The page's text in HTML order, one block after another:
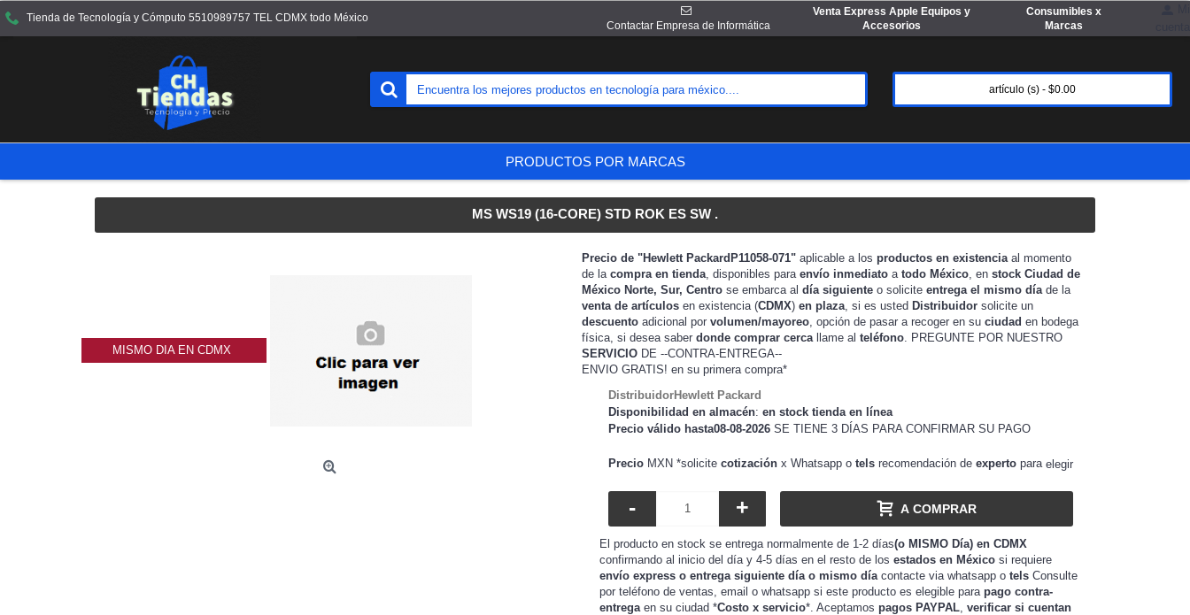
Tienda de Tecnología y Cómputo 5510989757 TEL CDMX todo México
Contactar Empresa de Informática
Venta Express Apple Equipos y
Accesorios
Consumibles x
Marcas
artículo (s) - $0.00
PRODUCTOS POR MARCAS
MS WS19 (16-CORE) STD ROK ES SW .
MISMO DIA EN CDMX
Precio de "Hewlett PackardP11058-071" aplicable a los productos en existenciaal momento
de la compra en tienda, disponibles para envío inmediato a todo México, en stock Ciudad de
México Norte, Sur, Centro se embarca al día siguiente o solicite entrega el mismo díade la
venta de artículos en existencia (CDMX) en plaza, si es usted Distribuidor solicite un
descuento adicional por volumen/mayoreo, opción de pasar a recoger en su ciudad en bodega
física, si desea saber donde comprar cercallame al teléfono. PREGUNTE POR NUESTRO
SERVICIO DE --CONTRA-ENTREGA--
ENVIO GRATIS! en su primera compra*
DistribuidorHewlett Packard
Disponibilidad en almacén: en stock tienda en línea
Precio válido hasta08-08-2026 SE TIENE 3 DÍAS PARA CONFIRMAR SU PAGO
Precio MXN *solicite cotización x Whatsapp o tels recomendación de experto para elegir
- + A COMPRAR
El producto en stock se entrega normalmente de 1-2 días(o MISMO Día) en CDMX
confirmando al inicio del día y 4-5 días en el resto de los estados en México si requiere
envío express o entrega siguiente día o mismo día contacte via whatsapp o tels Consulte
por teléfono de ventas, email o whatsapp si este producto es elegible para pago contra-
entrega en su ciudad *Costo x servicio*. Aceptamos pagos PAYPAL verificar si cuentan